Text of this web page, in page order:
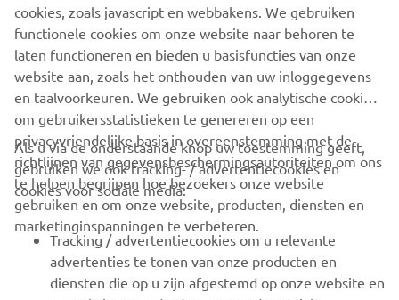
DISCOVER MORE
CORPORATE
VOOR BEDRIJVEN
MEER YAMAHA
cookies, zoals javascript en webbakens. We gebruiken
functionele cookies om onze website naar behoren te
laten functioneren en bieden u basisfuncties van onze
website aan, zoals het onthouden van uw inloggegevens
en taalvoorkeuren. We gebruiken ook analytische cookies
om gebruikersstatistieken te genereren op een
privacyvriendelijke basis in overeenstemming met de
richtlijnen van gegevensbeschermingsautoriteiten om ons
te helpen begrijpen hoe bezoekers onze website
gebruiken en om onze website, producten, diensten en
marketinginspanningen te verbeteren.
Als u via de onderstaande knop uw toestemming geeft,
gebruiken we ook tracking- / advertentiecookies en
cookies voor sociale media:
Tracking / advertentiecookies om u relevante
advertenties te tonen van onze producten en
diensten die op u zijn afgestemd op onze website en